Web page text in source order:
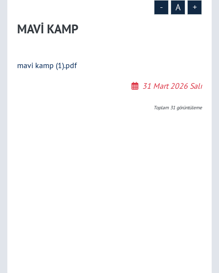
- A +
MAVİ KAMP
mavi kamp (1).pdf
31 Mart 2026 Salı
Toplam 31 görüntüleme